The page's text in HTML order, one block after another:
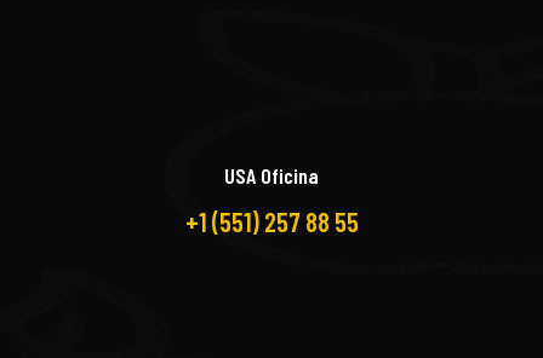
USA Oficina
+1 (551) 257 88 55